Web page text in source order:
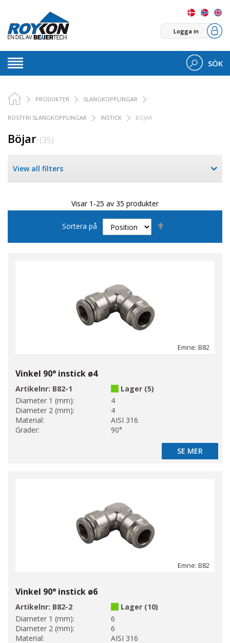
Logga in
SÖK
PRODUKTER SLANGKOPPLINGAR
ROSTFRI SLANGKOPPLINGAR INSTICK BÖJAR
Böjar (35)
View all filters
Visar 1-25 av 35 produkter
Sortera på
Emne: B82
Vinkel 90° instick ø4
Artikelnr: B82-1
Lager (5)
Diameter 1 (mm):
4
Diameter 2 (mm):
4
Material:
AISI 316
Grader:
90°
SE MER
SE MER
Emne: B82
Vinkel 90° instick ø6
Artikelnr: B82-2
Lager (10)
Diameter 1 (mm):
6
Diameter 2 (mm):
6
Material:
AISI 316